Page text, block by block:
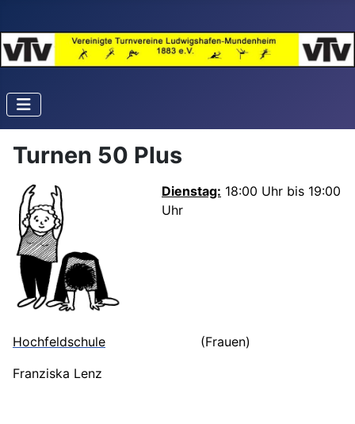
Turnen 50 Plus
Dienstag: 18:00 Uhr bis 19:00
Uhr
Hochfeldschule (Frauen)
Franziska Lenz